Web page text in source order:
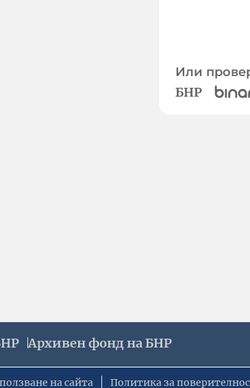
Или
БНР
Архивен фонд на БНР
на сайта Политика за